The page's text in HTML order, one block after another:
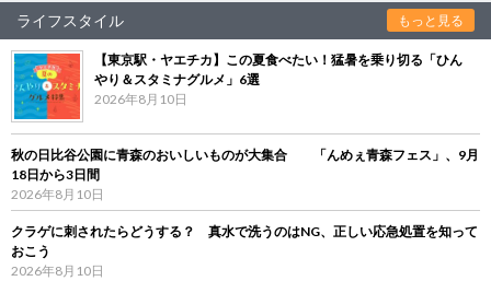
ライフスタイル もっと見る
【東京駅・ヤエチカ】この夏食べたい！猛暑を乗り切る「ひん
やり＆スタミナグルメ」6選
2026年8月10日
秋の日比谷公園に青森のおいしいものが大集合 「んめぇ青森フェス」、9月
18日から3日間
2026年8月10日
クラゲに刺されたらどうする？ 真水で洗うのはNG、正しい応急処置を知って
おこう
2026年8月10日